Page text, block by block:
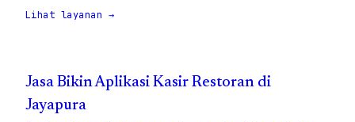
Lihat layanan →
Jasa Bikin Aplikasi Kasir Restoran di
Jayapura